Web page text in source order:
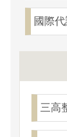
國際
三高